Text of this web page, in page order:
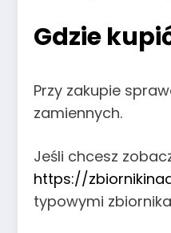
Gdzie
Przy zakupie
zamiennych.
Jeśli chcesz
https://
typowymi